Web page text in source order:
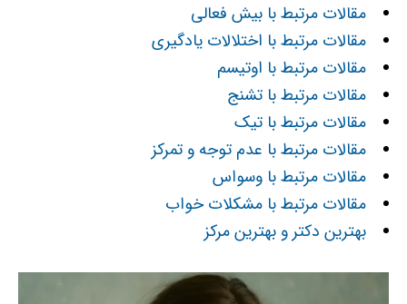
مقالات مرتبط با بیش فعالی
مقالات مرتبط با اختلالات یادگیری
مقالات مرتبط با اوتیسم
مقالات مرتبط با تشنج
مقالات مرتبط با تیک
مقالات مرتبط با عدم توجه و تمرکز
مقالات مرتبط با وسواس
مقالات مرتبط با مشکلات خواب
بهترین دکتر و بهترین مرکز